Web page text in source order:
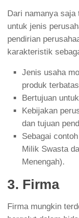
Dari namanya
untuk jenis
pendirian
karakteristik
Jenis usaha
produk
Bertujuan
Kebijakan
dan tujuan
Sebagai
Milik Swasta
Menengah).
3. Firma
Firma mungkin